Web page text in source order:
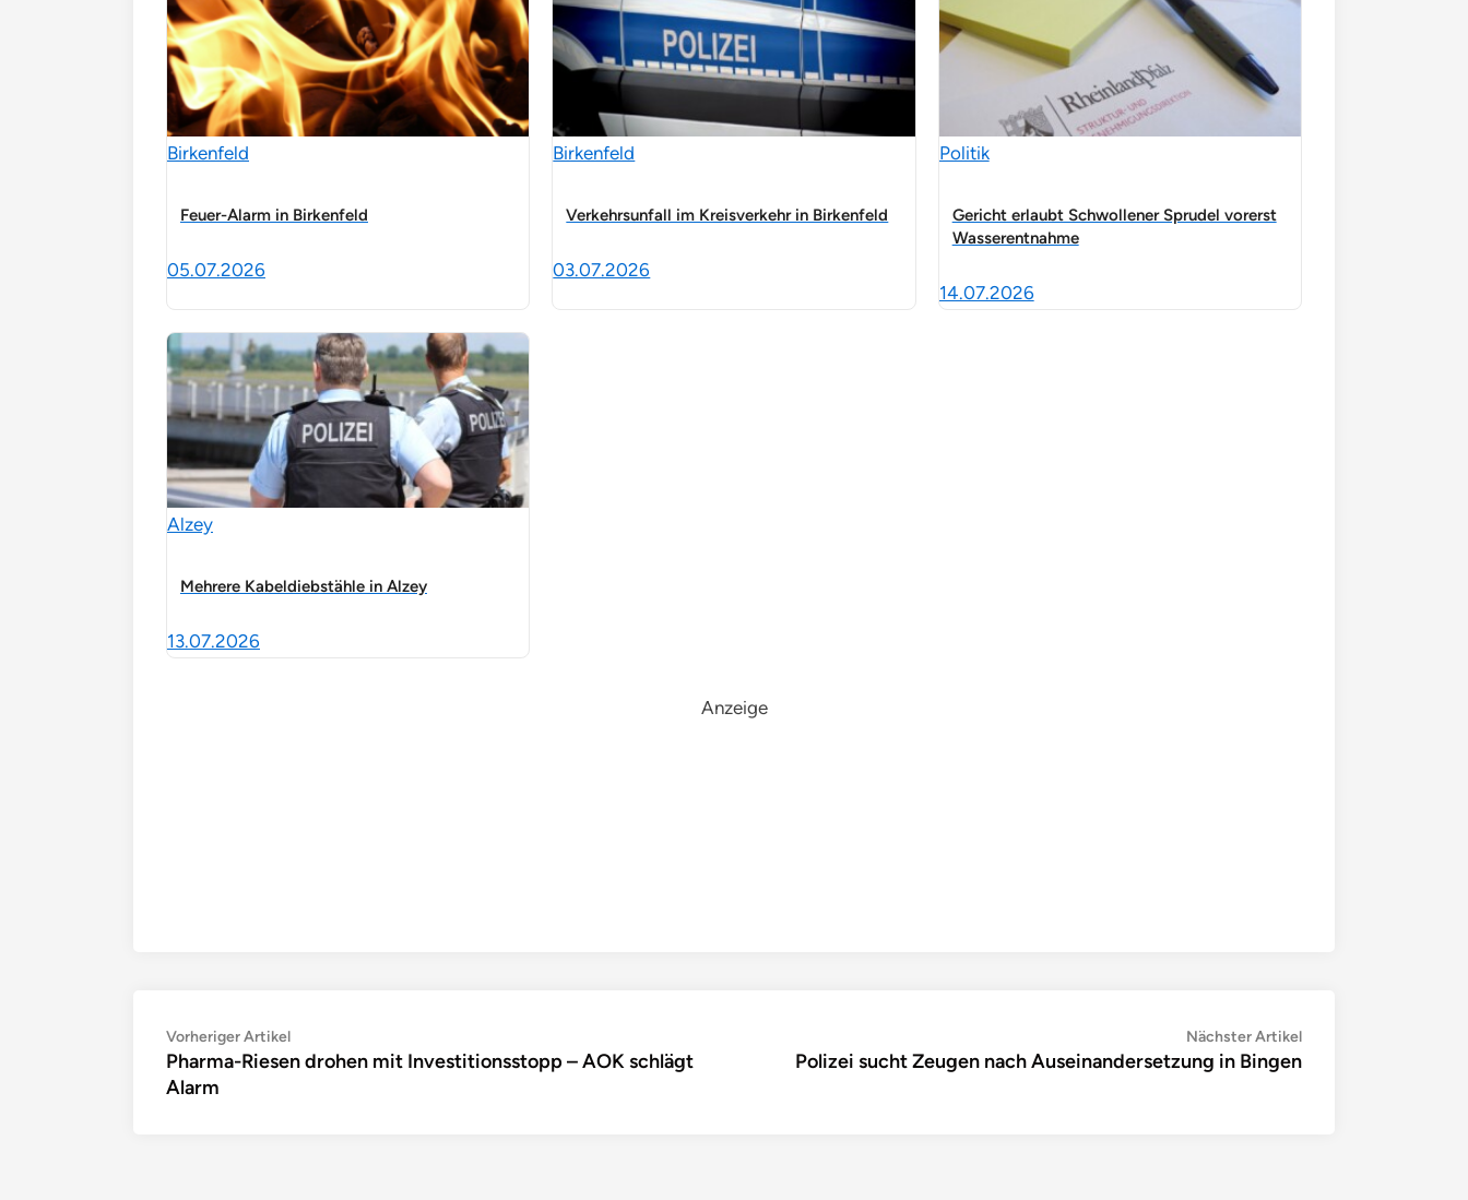
Birkenfeld
Feuer-Alarm in Birkenfeld
05.07.2026
Birkenfeld
Verkehrsunfall im Kreisverkehr in Birkenfeld
03.07.2026
Politik
Gericht erlaubt Schwollener Sprudel vorerst
Wasserentnahme
14.07.2026
Alzey
Mehrere Kabeldiebstähle in Alzey
13.07.2026
Anzeige
Beitragsnavigation
Vorheriger ArtikelVorheriger
Artikel:
Pharma-Riesen drohen mit Investitionsstopp – AOK schlägt
Alarm
Nächster ArtikelNächster
Artikel:
Polizei sucht Zeugen nach Auseinandersetzung in Bingen